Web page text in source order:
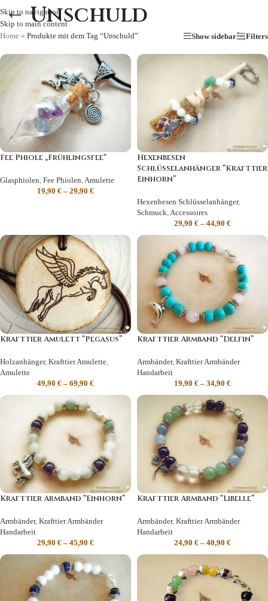
Skip to navigation
Skip to main content
Unschuld
Home » Produkte mit dem Tag “Unschuld” Show sidebar Filters
Fee Phiole „Frühlingsfee“
Glasphiolen, Fee Phiolen,Amulette
19,90 € – 29,90 €
Hexenbesen
Schlüsselanhänger “Krafttier
Einhorn”
Hexenbesen Schlüsselanhänger,
Schmuck,Accessoires
29,90 € – 44,90 €
Krafttier Amulett “Pegasus”
Holzanhänger, Krafttier Amulette
Amulette
49,90 € – 69,90 €
Krafttier Armband “Delfin”
Armbänder, Krafttier Armbänder
Handarbeit
19,90 € – 34,90 €
Krafttier Armband “Einhorn”
Armbänder, Krafttier Armbänder
Handarbeit
29,90 € – 45,90 €
Krafttier Armband “Libelle”
Armbänder, Krafttier Armbänder
Handarbeit
24,90 € – 40,90 €